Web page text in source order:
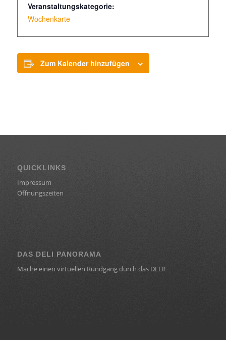
Veranstaltungskategorie:
Wochenkarte
Zum Kalender hinzufügen
QUICKLINKS
Impressum
Öffnungszeiten
DAS DELI PANORAMA
Mache einen virtuellen Rundgang durch das DELI!